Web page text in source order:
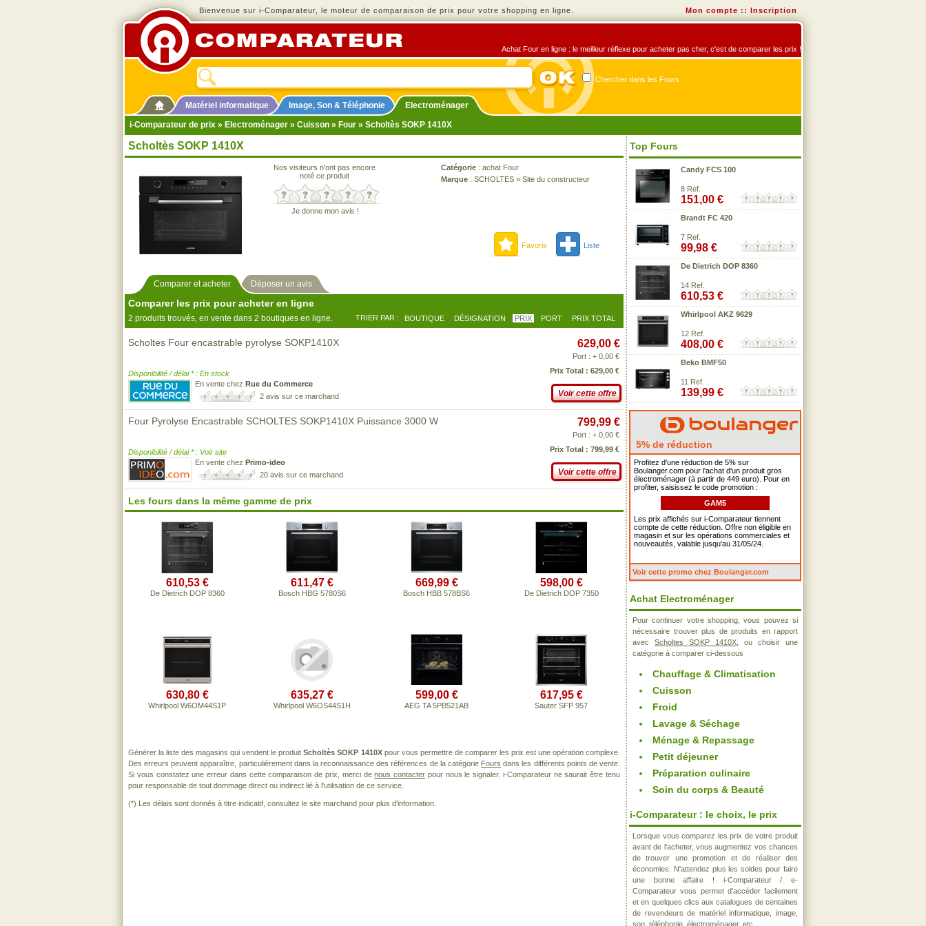
Bienvenue sur i-Comparateur, le moteur de comparaison de prix pour votre shopping en ligne. Mon compte :: Inscription
Achat Four en ligne : le meilleur réflexe pour acheter pas cher, c'est de comparer les prix !
Chercher dans les Fours
Matériel informatique Image, Son & Téléphonie
Electroménager
i-Comparateur de prix » Electroménager » Cuisson » Four » Scholtès SOKP 1410X
Scholtès SOKP 1410X
Nos visiteurs n'ont pas encore
noté ce produit
Je donne mon avis !
Catégorie : achat Four
Marque : SCHOLTES » Site du constructeur
Favoris Liste
Comparer et acheter Déposer un avis
Comparer les prix pour acheter en ligne
2 produits trouvés, en vente dans 2 boutiques en ligne. TRIER PAR : BOUTIQUE DÉSIGNATION PRIX PORT PRIX TOTAL
Scholtes Four encastrable pyrolyse SOKP1410X
Disponibilité / délai * : En stock
En vente chez Rue du Commerce
2 avis sur ce marchand
629,00 €
Port : + 0,00 €
Prix Total : 629,00 €
Voir cette offre
Four Pyrolyse Encastrable SCHOLTES SOKP1410X Puissance 3000 W
Disponibilité / délai * : Voir site
En vente chez Primo-ideo
20 avis sur ce marchand
799,99 €
Port : + 0,00 €
Prix Total : 799,99 €
Voir cette offre
Les fours dans la même gamme de prix
610,53 €
De Dietrich DOP 8360
611,47 €
Bosch HBG 5780S6
669,99 €
Bosch HBB 578BS6
598,00 €
De Dietrich DOP 7350
630,80 €
Whirlpool W6OM44S1P
635,27 €
Whirlpool W6OS44S1H
599,00 €
AEG TA 5PB521AB
617,95 €
Sauter SFP 957
Générer la liste des magasins qui vendent le produitScholtès SOKP 1410Xpour vous permettre de comparer les prix est une opération complexe.
Des erreurs peuvent apparaître, particulièrement dans la reconnaissance des références de la catégorie Fours dans les différents points de vente.
Si vous constatez une erreur dans cette comparaison de prix, merci denous contacter pour nous le signaler. i-Comparateur ne saurait être tenu
pour responsable de tout dommage direct ou indirect lié à l'utilisation de ce service.
(*) Les délais sont donnés à titre indicatif, consultez le site marchand pour plus d'information.
Top Fours
Candy FCS 100
8 Ref.
151,00 €
Brandt FC 420
7 Ref.
99,98 €
De Dietrich DOP 8360
14 Ref.
610,53 €
Whirlpool AKZ 9629
12 Ref.
408,00 €
Beko BMF50
11 Ref.
139,99 €
5% de réduction
Profitez d'une réduction de 5% sur
Boulanger.com pour l'achat d'un produit gros
électroménager (à partir de 449 euro). Pour en
profiter, saisissez le code promotion :
GAM5
Les prix affichés sur i-Comparateur tiennent
compte de cette réduction. Offre non éligible en
magasin et sur les opérations commerciales et
nouveautés, valable jusqu'au 31/05/24.
Voir cette promo chez Boulanger.com
Achat Electroménager
Pour continuer votre shopping, vous pouvez si
nécessaire trouver plus de produits en rapport
avec Scholtes SOKP 1410X , ou choisir une
catégorie à comparer ci-dessous
Chauffage & Climatisation
Cuisson
Froid
Lavage & Séchage
Ménage & Repassage
Petit déjeuner
Préparation culinaire
Soin du corps & Beauté
i-Comparateur : le choix, le prix
Lorsque vous comparez les prix de votre produit
avant de l'acheter, vous augmentez vos chances
de trouver une promotion et de réaliser des
économies. N'attendez plus les soldes pour faire
une bonne affaire ! i-Comparateur / e-
Comparateur vous permet d'accéder facilement
et en quelques clics aux catalogues de centaines
de revendeurs de matériel informatique, image,
son, téléphonie, électroménager, etc..